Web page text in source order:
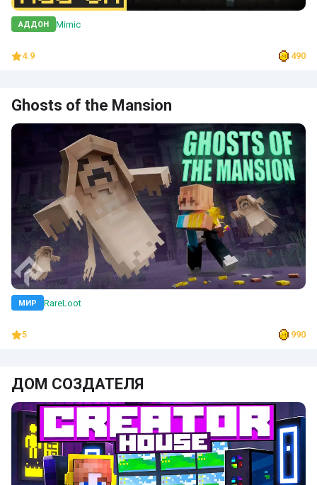
АДДОН Mimic
4.9 490
Ghosts of the Mansion
МИР RareLoot
5 990
ДОМ СОЗДАТЕЛЯ